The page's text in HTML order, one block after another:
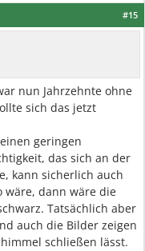
#15
nun Jahrzehnte ohne
sich das jetzt
geringen
das sich an der
kann sicherlich auch
wäre, dann wäre die
Tatsächlich aber
auch die Bilder zeigen
schließen lässt.